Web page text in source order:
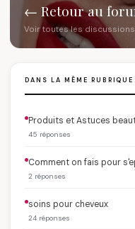
← Retour au
Voir toutes les
DANS LA MÊME RUBRIQUE
Produits et Astuces
45 réponses
Comment on fais pour
2 réponses
soins pour cheveux
24 réponses